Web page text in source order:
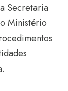
Secretaria
Ministério